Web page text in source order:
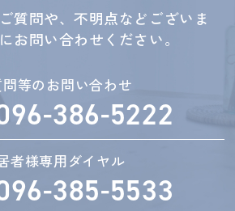
質問や、不明点などございま
お問い合わせください。
問等のお問い合わせ
386-5222
者様専用ダイヤル
385-5533